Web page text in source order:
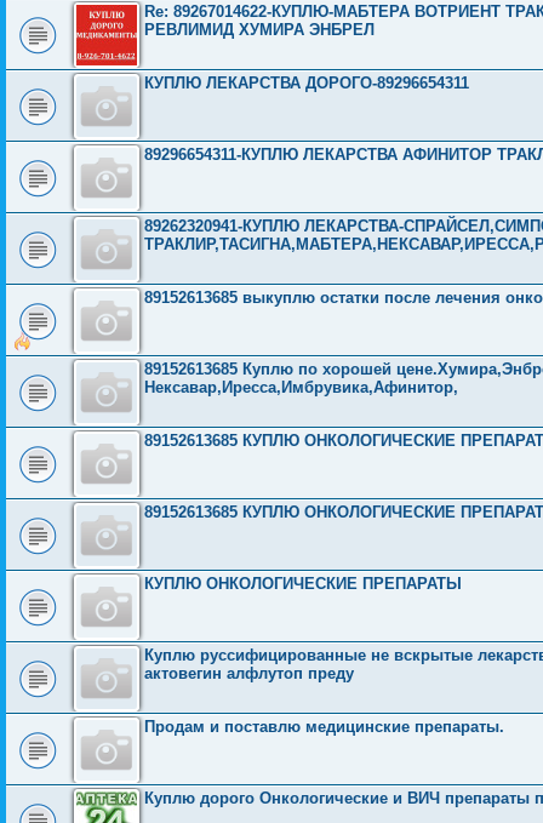
Re: 89267014622-КУПЛЮ-МАБТЕРА ВОТРИЕНТ
РЕВЛИМИД ХУМИРА ЭНБРЕЛ
КУПЛЮ ЛЕКАРСТВА ДОРОГО-89296654311
89296654311-КУПЛЮ ЛЕКАРСТВА АФИНИТОР
89262320941-КУПЛЮ ЛЕКАРСТВА-
89152613685 выкуплю остатки после лечения
89152613685 Куплю по хорошей
Нексавар,Иресса,Имбрувика,Афинитор,
89152613685 КУПЛЮ ОНКОЛОГИЧЕСКИЕ
89152613685 КУПЛЮ ОНКОЛОГИЧЕСКИЕ
КУПЛЮ ОНКОЛОГИЧЕСКИЕ ПРЕПАРАТЫ
Куплю руссифицированные не вскрытые
актовегин алфлутоп преду
Продам и поставлю медицинские препараты.
Куплю дорого Онкологические и ВИЧ препараты